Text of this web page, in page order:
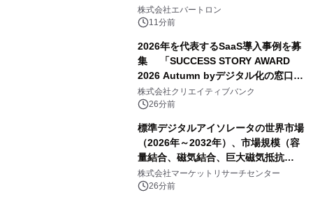
トミクスが切り拓く新しい科学の地
平」を開催
株式会社エバートロン
11分前
2026年を代表するSaaS導入事例を募
集 「SUCCESS STORY AWARD
2026 Autumn byデジタル化の窓口」
開催
株式会社クリエイティブバンク
26分前
標準デジタルアイソレータの世界市場
（2026年～2032年）、市場規模（容
量結合、磁気結合、巨大磁気抵抗
（GMR））・分析レポートを発表
株式会社マーケットリサーチセンター
26分前